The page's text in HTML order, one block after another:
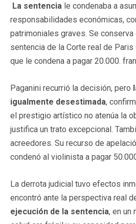
La sentencia le condenaba a
responsabilidades económicas,
patrimoniales graves. Se
sentencia de la Corte real de
que le condena a pagar 20.000.
Paganini recurrió la decisión, pero
igualmente desestimada,
el prestigio artístico no atenúa la
justifica un trato excepcional.
acreedores. Su recurso de
condenó al violinista a pagar
La derrota judicial tuvo efectos
encontró ante la perspectiva real
ejecución de la sentencia, en un